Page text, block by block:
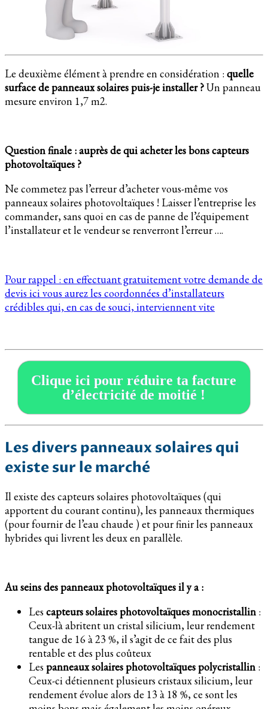
Le deuxième élément à prendre en considération : quelle
surface de panneaux solaires puis-je installer ?Un panneau
mesure environ 1,7 m2.
Question finale : auprès de qui acheter les bons capteurs
photovoltaïques ?
Ne commetez pas l’erreur d’acheter vous-même vos
panneaux solaires photovoltaïques ! Laisser l’entreprise les
commander, sans quoi en cas de panne de l’équipement
l’installateur et le vendeur se renverront l’erreur ….
Pour rappel : en effectuant gratuitement votre demande de
devis ici vous aurez les coordonnées d’installateurs
crédibles qui, en cas de souci, interviennent vite
Clique ici pour réduire ta facture
d’électricité de moitié !
Les divers panneaux solaires qui
existe sur le marché
Il existe des capteurs solaires photovoltaïques (qui
apportent du courant continu), les panneaux thermiques
(pour fournir de l’eau chaude ) et pour finir les panneaux
hybrides qui livrent les deux en parallèle.
Au seins des panneaux photovoltaïques il y a :
Les capteurs solaires photovoltaïques monocristallin :
Ceux-là abritent un cristal silicium, leur rendement
tangue de 16 à 23 %, il s’agit de ce fait des plus
rentable et des plus coûteux
Les panneaux solaires photovoltaïques polycristallin :
Ceux-ci détiennent plusieurs cristaux silicium, leur
rendement évolue alors de 13 à 18 %, ce sont les